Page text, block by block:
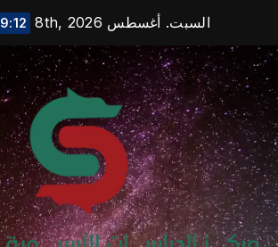
content
السبت. أغسطس 8th, 2026 PM